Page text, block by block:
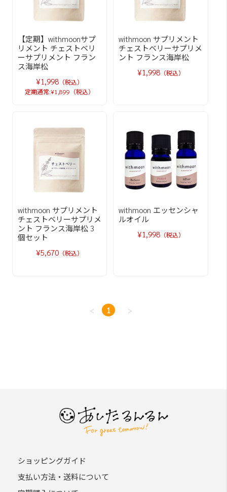
【定期】withmoonサプ
リメント チェストベリ
ーサプリメント フラン
ス海岸松
¥1,998 （税込）
定期通常:¥1,899（税込）
withmoon サプリメント
チェストベリーサプリメ
ント フランス海岸松
¥1,998（税込）
withmoon サプリメント
チェストベリーサプリメ
ント フランス海岸松 3
個セット
¥5,670 （税込）
withmoon エッセンシャ
ルオイル
¥1,998（税込）
< 1 >
ショッピングガイド
支払い方法・送料について